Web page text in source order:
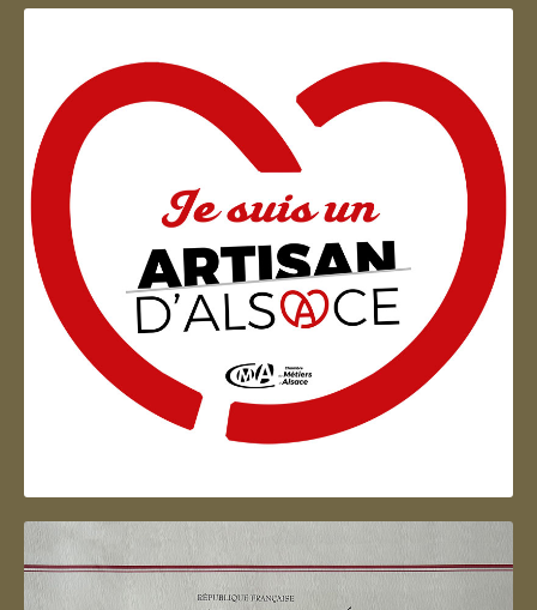
Artisan d'Alsace